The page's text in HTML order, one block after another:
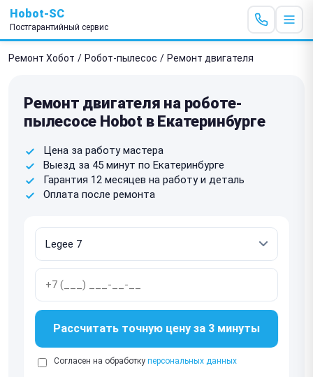
Hobot-SC
Постгарантийный сервис
Ремонт Хобот / Робот-пылесос / Ремонт двигателя
Ремонт двигателя на роботе-
пылесосе Hobot в Екатеринбурге
Цена за работу мастера
Выезд за 45 минут по Екатеринбурге
Гарантия 12 месяцев на работу и деталь
Оплата после ремонта
Рассчитать точную цену за 3 минуты
Согласен на обработку персональных данных